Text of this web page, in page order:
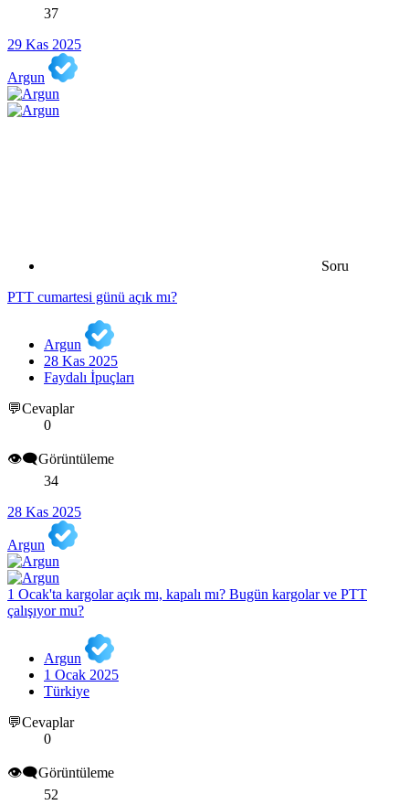
37
29 Kas 2025
Argun
Soru
PTT cumartesi günü açık mı?
Argun
28 Kas 2025
Faydalı İpuçları
💬Cevaplar
0
👁️‍🗨️Görüntüleme
34
28 Kas 2025
Argun
1 Ocak'ta kargolar açık mı, kapalı mı? Bugün kargolar ve PTT
çalışıyor mu?
Argun
1 Ocak 2025
Türkiye
💬Cevaplar
0
👁️‍🗨️Görüntüleme
52